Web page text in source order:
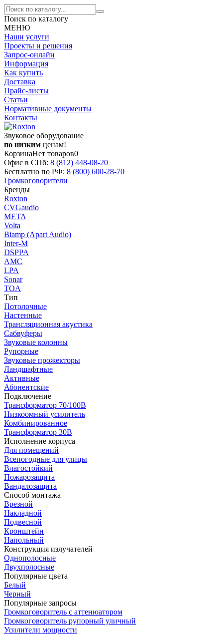
Поиск по каталогу
МЕНЮ
Наши услуги
Проекты и решения
Запрос-онлайн
Информация
Как купить
Доставка
Прайс-листы
Статьи
Нормативные документы
Контакты
Звуковое оборудование
по низким ценам!
КорзинаНет товаров0
Офис в СПб: 8 (812) 448-08-20
Бесплатно по РФ: 8 (800) 600-28-70
Громкоговорители
Бренды
Roxton
CVGaudio
МЕТА
Volta
Biamp (Apart Audio)
Inter-M
DSPPA
AMC
LPA
Sonar
TOA
Тип
Потолочные
Настенные
Трансляционная акустика
Сабвуферы
Звуковые колонны
Рупорные
Звуковые прожекторы
Ландшафтные
Активные
Абонентские
Подключение
Трансформатор 70/100В
Низкоомный усилитель
Комбинированное
Трансформатор 30В
Исполнение корпуса
Для помещений
Всепогодные для улицы
Влагостойкий
Пожарозащита
Вандалозащита
Способ монтажа
Врезной
Накладной
Подвесной
Кронштейн
Напольный
Конструкция излучателей
Однополосные
Двухполосные
Популярные цвета
Белый
Черный
Популярные запросы
Громкоговоритель с аттенюатором
Громкоговоритель рупорный уличный
Усилители мощности